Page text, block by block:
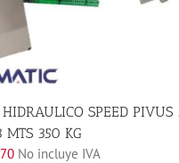
la
producto
SPEED PIVUS
MTS 350 KG
No incluye IVA